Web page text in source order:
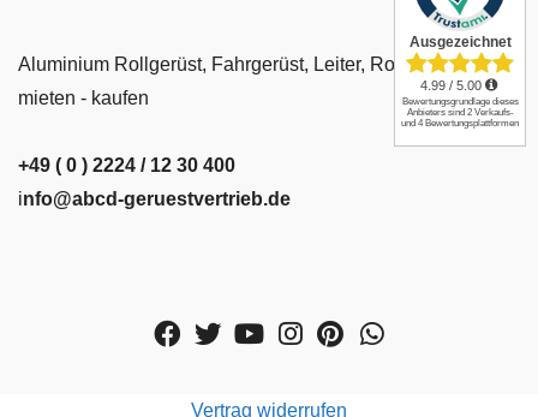
Aluminium Rollgerüst, Fahrgerüst, Leiter, Rollrüstung
mieten - kaufen
+49 ( 0 ) 2224 / 12 30 400
info@abcd-geruestvertrieb.de
Vertrag widerrufen